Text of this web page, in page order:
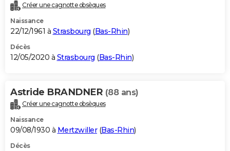
Créer une cagnotte obsèques
Naissance
22/12/1961 à Strasbourg (Bas-Rhin)
Décès
12/05/2020 à Strasbourg (Bas-Rhin)
Astride BRANDNER (88 ans)
Créer une cagnotte obsèques
Naissance
09/08/1930 à Mertzwiller(Bas-Rhin)
Décès